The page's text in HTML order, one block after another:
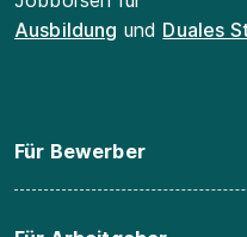
Ausbildung und Duales
Für Bewerber